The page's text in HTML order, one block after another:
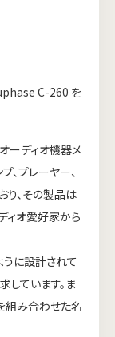
C-260 を
ーディオ機器メ
、プレーヤー、
り、その製品は
ィオ愛好家から
うに設計されて
ています。ま
を組み合わせた名